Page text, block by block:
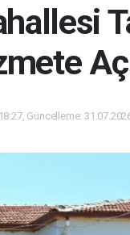
Güncelleme: